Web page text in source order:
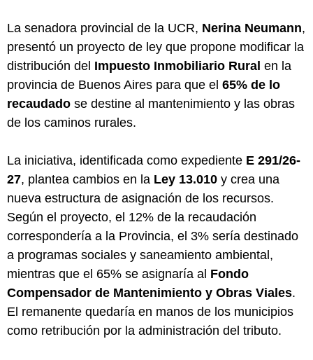
La senadora provincial de la UCR, Nerina Neumann,
presentó un proyecto de ley que propone modificar la
distribución del Impuesto Inmobiliario Rural en la
provincia de Buenos Aires para que el 65% de lo
recaudado se destine al mantenimiento y las obras
de los caminos rurales.
La iniciativa, identificada como expediente E 291/26-
27, plantea cambios en la Ley 13.010 y crea una
nueva estructura de asignación de los recursos.
Según el proyecto, el 12% de la recaudación
correspondería a la Provincia, el 3% sería destinado
a programas sociales y saneamiento ambiental,
mientras que el 65% se asignaría al Fondo
Compensador de Mantenimiento y Obras Viales.
El remanente quedaría en manos de los municipios
como retribución por la administración del tributo.